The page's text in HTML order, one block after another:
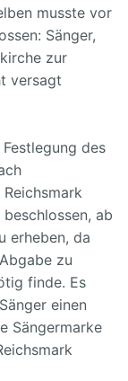
musste vor
Sänger,
zur
versagt
des
ab
erheben, da
zu
finde. Es
einen
Sängermarke